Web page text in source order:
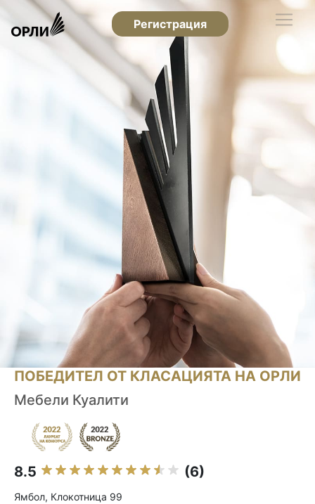
Регистрация
ПОБЕДИТЕЛ ОТ КЛАСАЦИЯТА НА ОРЛИ
Мебели Куалити
8.5 (6)
Ямбол, Клокотница 99